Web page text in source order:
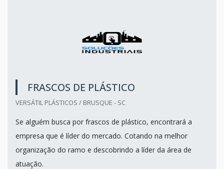
FRASCOS DE PLÁSTICO
VERSÁTIL PLÁSTICOS / BRUSQUE - SC
Se alguém busca por frascos de plástico, encontrará a
empresa que é líder do mercado. Cotando na melhor
organização do ramo e descobrindo a líder da área de
atuação.